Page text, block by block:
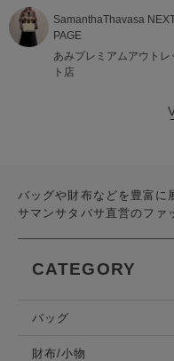
SamanthaThavasa
PAGE
あみプレミアムアウトレ
ト店
バッグや財布などを豊富に
サマンサタバサ直営のファ
CATEGORY
バッグ
財布/小物